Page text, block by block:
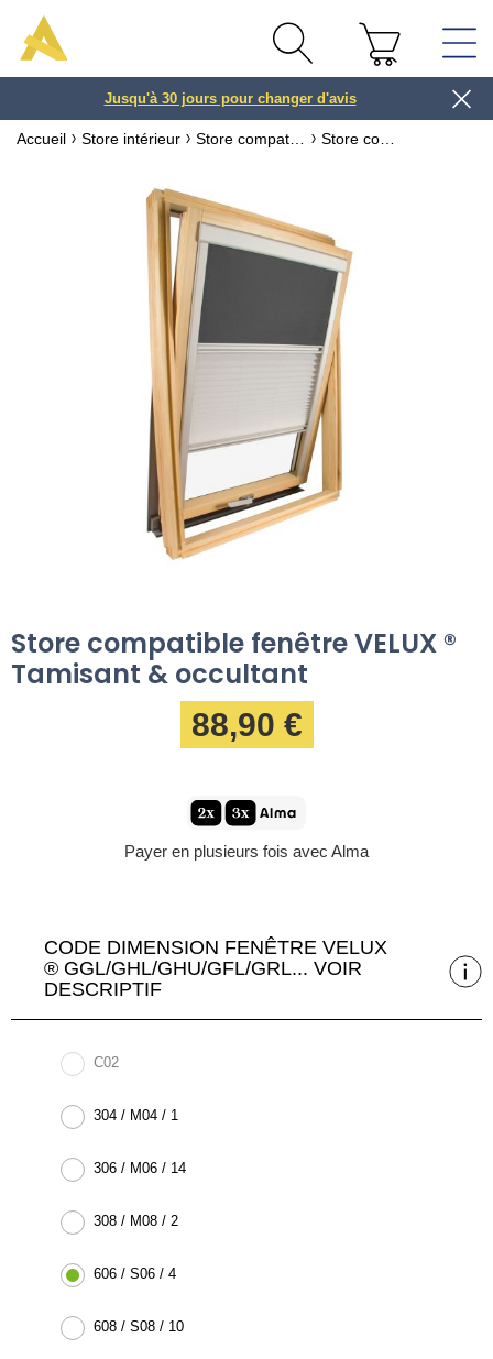
3 ou 4x
Jusqu'à 30 jours pour changer d'avis
Accueil Store intérieur
Store compatible fenêtre VELUX ®
Tamisant & occultant
88,90 €
Payer en plusieurs fois avec Alma
CODE DIMENSION FENÊTRE VELUX
® GGL/GHL/GHU/GFL/GRL... VOIR
DESCRIPTIF
C02
304 / M04 / 1
306 / M06 / 14
308 / M08 / 2
606 / S06 / 4
608 / S08 / 10